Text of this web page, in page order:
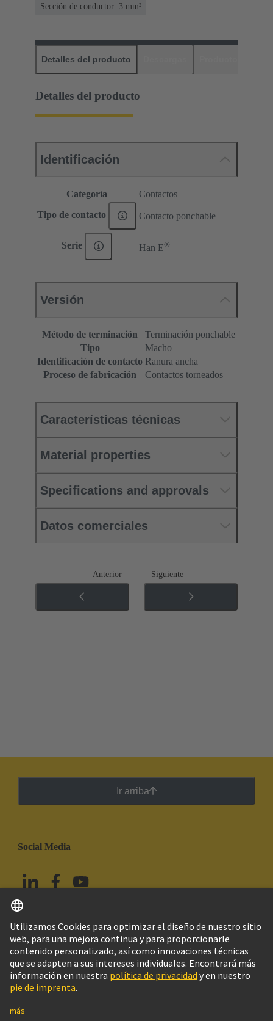
Sección de conductor: 3 mm²
Detalles del producto
Detalles del producto
Identificación
Categoría Contactos
Tipo de contacto Contacto ponchable
Serie Han E®
Versión
Método de terminación
Terminación ponchable
Tipo
Macho
Identificación de contacto Ranura ancha
Proceso de fabricación
Contactos torneados
Características técnicas
Material properties
Specifications and approvals
Datos comerciales
Anterior Siguiente
Ir arriba
Social Media
México Español
© HARTING Technology Group
Imprint